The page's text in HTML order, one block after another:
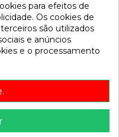
OEM IAM
para efeitos de
Os cookies de
são utilizados
e anúncios
e o processamento